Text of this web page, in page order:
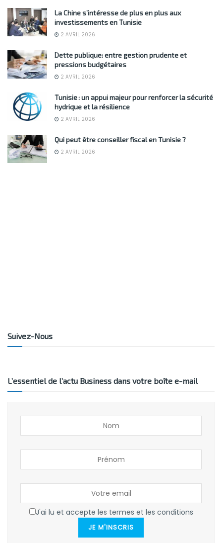
La Chine s’intéresse de plus en plus aux
investissements en Tunisie
2 AVRIL 2026
Dette publique: entre gestion prudente et
pressions budgétaires
2 AVRIL 2026
Tunisie : un appui majeur pour renforcer la sécurité
hydrique et la résilience
2 AVRIL 2026
Qui peut être conseiller fiscal en Tunisie ?
2 AVRIL 2026
Suivez-Nous
L’essentiel de l’actu Business dans votre boîte e-mail
J'ai lu et accepte les termes et les conditions
JE M'INSCRIS